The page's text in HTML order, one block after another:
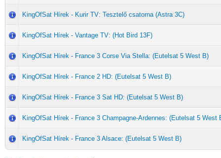
KingOfSat Hírek - Kurir TV: Tesztelő csatorna (Astra 3C)
KingOfSat Hírek - Vantage TV: (Hot Bird 13F)
KingOfSat Hírek - France 3 Corse Via Stella: (Eutelsat 5 West B)
KingOfSat Hírek - France 2 HD: (Eutelsat 5 West B)
KingOfSat Hírek - France 3 Sat HD: (Eutelsat 5 West B)
KingOfSat Hírek - France 3 Champagne-Ardennes: (Eutelsat 5 West
KingOfSat Hírek - France 3 Alsace: (Eutelsat 5 West B)